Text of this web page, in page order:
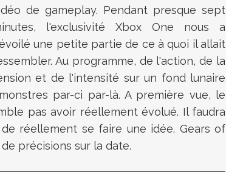
de gameplay. Pendant presque sept
l'exclusivité Xbox One nous a
une petite partie de ce à quoi il allait
Au programme, de l'action, de la
et de l'intensité sur un fond lunaire
par-ci par-là. A première vue, le
pas avoir réellement évolué. Il faudra
réellement se faire une idée. Gears of
précisions sur la date.